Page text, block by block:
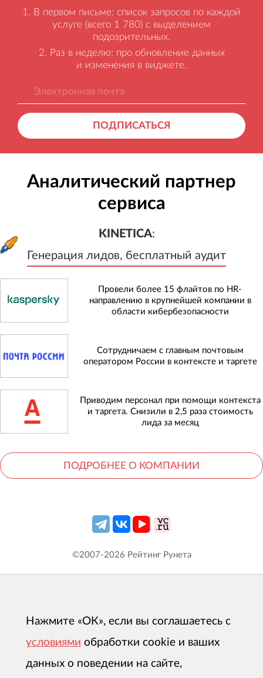
В первом письме: список запросов по каждой
услуге (всего 1 780) с выделением
подозрительных.
Раз в неделю: про обновление данных
и изменения в виджете.
ПОДПИСАТЬСЯ
Аналитический партнер
сервиса
KINETICA:
Генерация лидов, бесплатный аудит
Генерация лидов, бесплатный
Провели более 15 флайтов по HR-
направлению в крупнейшей компании в
области кибербезопасности
Сотрудничаем с главным почтовым
оператором России в контексте и таргете
Приводим персонал при помощи контекста
и таргета. Снизили в 2,5 раза стоимость
лида за месяц
ПОДРОБНЕЕ О КОМПАНИИ
©2007-2026 Рейтинг Рунета
Нажмите «ОК», если вы соглашаетесь с
условиями обработки cookie и ваших
данных о поведении на сайте,